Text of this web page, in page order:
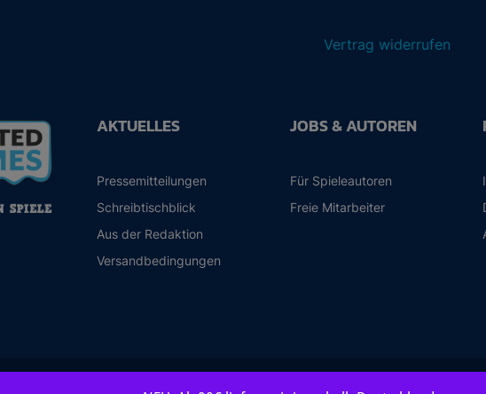
Vertrag widerrufen
AKTUELLES
Pressemitteilungen
Schreibtischblick
Aus der Redaktion
Versandbedingungen
JOBS & AUTOREN
Für Spieleautoren
Freie Mitarbeiter